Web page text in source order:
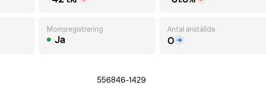
Momsregistrering
Ja
Antal anställda
0
556846-1429